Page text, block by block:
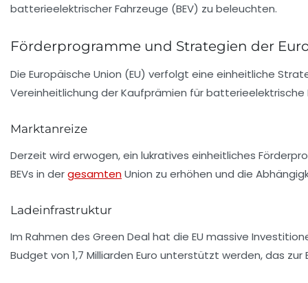
batterieelektrischer Fahrzeuge (BEV) zu beleuchten.
Förderprogramme und Strategien der
Die Europäische Union (EU) verfolgt eine einheitliche
Vereinheitlichung derKaufprämien für batterieelektrische
Marktanreize
Derzeit wird erwogen, ein lukratives einheitliches
BEVs in dergesamtenUnion zu erhöhen und die
Ladeinfrastruktur
Im Rahmen des Green Deal hat die EU massive
Budget von 1,7 Milliarden Euro unterstützt werden, das